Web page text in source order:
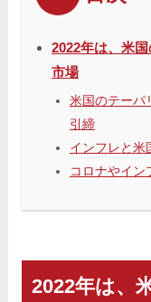
2022年は、米
市場
米国のテーパ
引締
インフレと米
コロナやイン
2022年は、